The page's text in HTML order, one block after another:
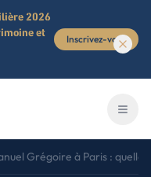
2026
et
Inscrivez-vous
Grégoire à Paris :